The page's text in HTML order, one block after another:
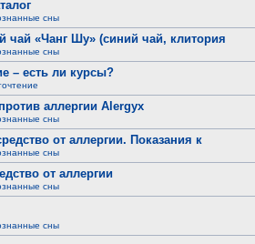
сны
чай «Чанг Шу» (синий чай, клитория
сны
– есть ли курсы?
аллергии Alergyx
сны
от аллергии. Показания к
сны
от аллергии
сны
сны